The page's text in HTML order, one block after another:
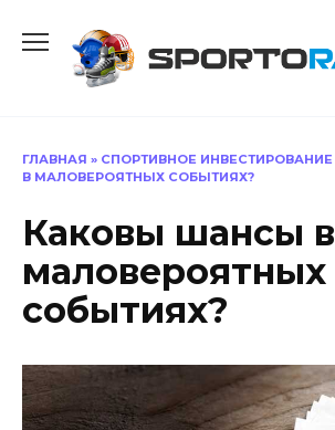
содержанию
ГЛАВНАЯ » СПОРТИВНОЕ ИНВЕСТИРОВАНИЕ
В МАЛОВЕРОЯТНЫХ СОБЫТИЯХ?
Каковы шансы в
маловероятных
событиях?